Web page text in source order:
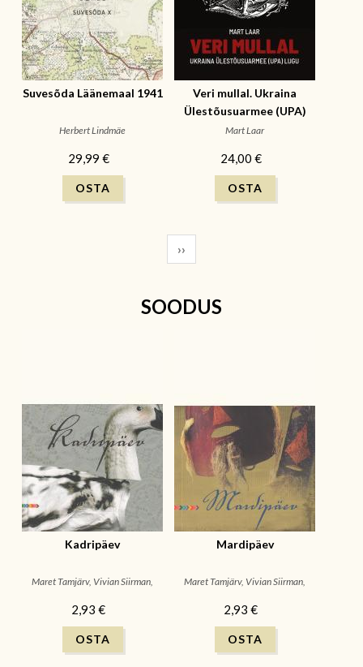
Suvesõda Läänemaal 1941
Herbert Lindmäe
29,99 €
Veri mullal. Ukraina
Ülestõusuarmee (UPA)
lugu
Mart Laar
24,00 €
››
SOODUS
Kadripäev
Maret Tamjärv, Vivian Siirman,
2,93 €
Mardipäev
Maret Tamjärv, Vivian Siirman,
2,93 €